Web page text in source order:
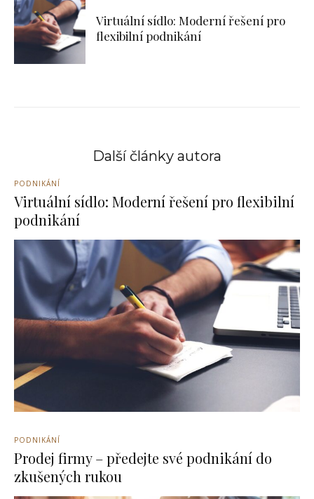
Virtuální sídlo: Moderní řešení pro
flexibilní podnikání
Další články autora
PODNIKÁNÍ
Virtuální sídlo: Moderní řešení pro flexibilní
podnikání
PODNIKÁNÍ
Prodej firmy – předejte své podnikání do
zkušených rukou